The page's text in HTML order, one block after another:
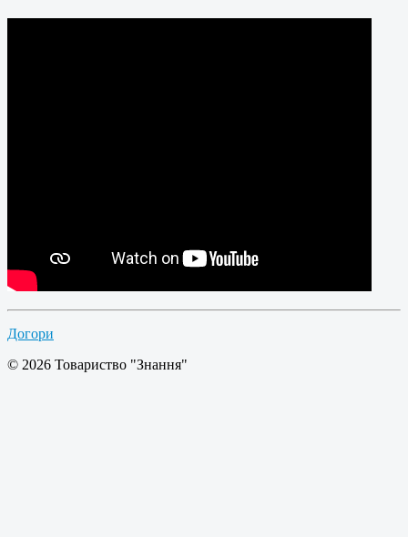
Догори
© 2026 Товариство "Знання"